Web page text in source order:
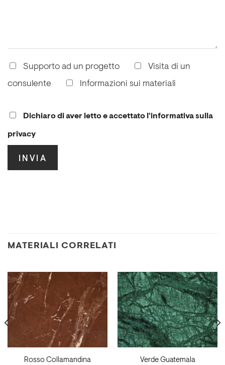
Supporto ad un progetto
Visita di un
consulente
Informazioni sui materiali
Dichiaro di aver letto e accettato l'informativa sulla
privacy
MATERIALI CORRELATI
Rosso Collamandina Verde Guatemala